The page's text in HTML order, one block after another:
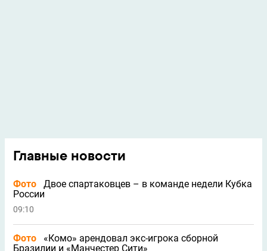
Главные новости
Фото
Двое спартаковцев – в команде недели Кубка
России
09:10
Фото
«Комо» арендовал экс-игрока сборной
Бразилии и «Манчестер Сити»